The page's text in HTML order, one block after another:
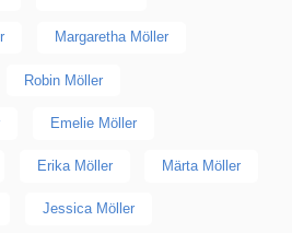
Margaretha Möller
Robin Möller
Emelie Möller
Erika Möller Märta Möller
Jessica Möller